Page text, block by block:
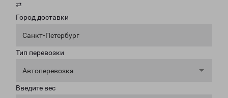
⇄
Город доставки
Санкт-Петербург
Тип перевозки
Автоперевозка
Введите вес